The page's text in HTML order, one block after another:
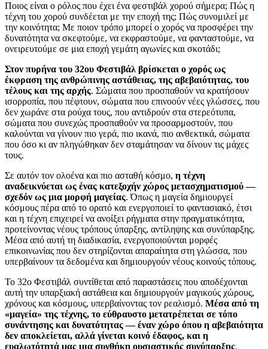
Ποιος είναι ο ρόλος που έχει ένα φεστιβάλ χορού σήμερα; Πώς η
τέχνη του χορού συνδέεται με την εποχή της; Πώς συνομιλεί με
την κοινότητα; Με ποιον τρόπο μπορεί ο χορός να προσφέρει την
δυνατότητα να σκεφτούμε, να εκφραστούμε, να φανταστούμε, να
ονειρευτούμε σε μια εποχή γεμάτη αγωνίες και σκοτάδι;
Στον πυρήνα του 32ου Φεστιβάλ βρίσκεται ο χορός ως
έκφραση της ανθρώπινης αστάθειας, της αβεβαιότητας, του
τέλους και της αρχής. Σώματα που προσπαθούν να κρατήσουν
ισορροπία, που πέφτουν, σώματα που επινοούν νέες γλώσσες, που
δεν χωράνε στα ρούχα τους, που αντιδρούν στα στερεότυπα,
σώματα που συνεχώς προσπαθούν να προσαρμοστούν, που
καλούνται να γίνουν πιο γερά, πιο ικανά, πιο ανθεκτικά, σώματα
που όσο κι αν πληγώθηκαν δεν σταμάτησαν να δίνουν τις μάχες
τους.
Σε αυτόν τον ολοένα και πιο ασταθή κόσμο, η τέχνη
αναδεικνύεται ως ένας κατεξοχήν χώρος μετασχηματισμού —
σχεδόν ως μια μορφή μαγείας. Όπως η μαγεία δημιουργεί
κόσμους πέρα από το ορατό και ενεργοποιεί το φαντασιακό, έτσι
και η τέχνη επιχειρεί να ανοίξει ρήγματα στην πραγματικότητα,
προτείνοντας νέους τρόπους ύπαρξης, αντίληψης και συνύπαρξης.
Μέσα από αυτή τη διαδικασία, ενεργοποιούνται μορφές
επικοινωνίας που δεν στηρίζονται απαραίτητα στη γλώσσα, που
υπερβαίνουν τα δεδομένα και δημιουργούν νέους κοινούς τόπους.
Το 32ο Φεστιβάλ συντίθεται από παραστάσεις που αποδέχονται
αυτή την υπαρξιακή αστάθεια και δημιουργούν μαγικούς χώρους,
χρόνους και κόσμους, υπερβαίνοντας τον ρεαλισμό. Μέσα από τη
«μαγεία» της τέχνης, το εύθραυστο μετατρέπεται σε τόπο
συνάντησης και δυνατότητας — έναν χώρο όπου η αβεβαιότητα
δεν αποκλείεται, αλλά γίνεται κοινό έδαφος, και η
ευαλωτότητά μας μια συνθήκη ουσιαστικής συνύπαρξης.